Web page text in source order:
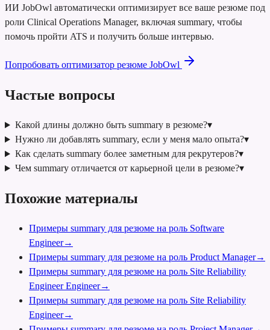
ИИ JobOwl автоматически оптимизирует все ваше резюме под
роли Clinical Operations Manager, включая summary, чтобы
помочь пройти ATS и получить больше интервью.
Попробовать оптимизатор резюме JobOwl
Частые вопросы
Какой длины должно быть summary в резюме?▾
Нужно ли добавлять summary, если у меня мало опыта?▾
Как сделать summary более заметным для рекрутеров?▾
Чем summary отличается от карьерной цели в резюме?▾
Похожие материалы
Примеры summary для резюме на роль Software
Engineer→
Примеры summary для резюме на роль Product Manager→
Примеры summary для резюме на роль Site Reliability
Engineer Engineer→
Примеры summary для резюме на роль Site Reliability
Engineer→